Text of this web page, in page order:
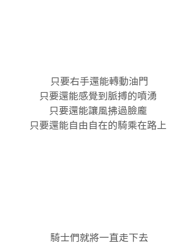
只要右手還能轉動油門
只要還能感覺到脈搏的噴湧
只要還能讓風拂過臉龐
只要還能自由自在的騎乘在路上
騎士們就將一直走下去